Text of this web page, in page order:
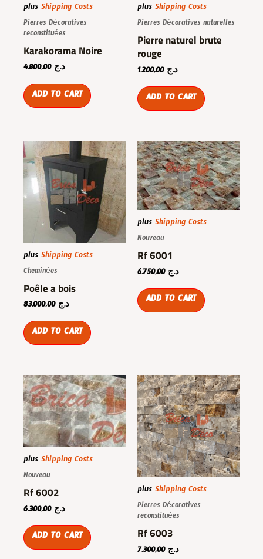
plus Shipping Costs
Pierres Décoratives
reconstituées
Karakorama Noire
د.ج 4.800,00
ADD TO CART
plus Shipping Costs
Pierres Décoratives naturelles
Pierre naturel brute
rouge
د.ج 1.200,00
ADD TO CART
plus Shipping Costs
Cheminées
Poêle a bois
د.ج 83.000,00
ADD TO CART
plus Shipping Costs
Nouveau
Rf 6001
د.ج 6.750,00
ADD TO CART
plus Shipping Costs
Nouveau
Rf 6002
د.ج 6.300,00
ADD TO CART
plus Shipping Costs
Pierres Décoratives
reconstituées
Rf 6003
د.ج 7.300,00